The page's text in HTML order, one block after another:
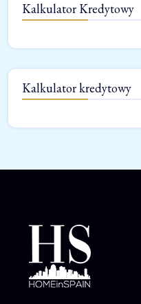
Kalkulator Kredytowy
Kalkulator kredytowy